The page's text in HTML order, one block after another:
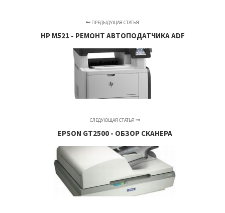
ПРЕДЫДУЩАЯ СТАТЬЯ
HP M521 - РЕМОНТ АВТОПОДАТЧИКА ADF
СЛЕДУЮЩАЯ СТАТЬЯ
EPSON GT2500 - ОБЗОР СКАНЕРА